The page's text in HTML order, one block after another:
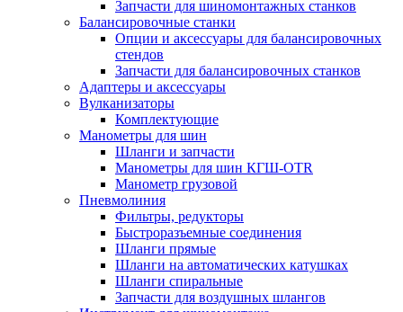
Запчасти для шиномонтажных станков
Балансировочные станки
Опции и аксессуары для балансировочных
стендов
Запчасти для балансировочных станков
Адаптеры и аксессуары
Вулканизаторы
Комплектующие
Манометры для шин
Шланги и запчасти
Манометры для шин КГШ-OTR
Манометр грузовой
Пневмолиния
Фильтры, редукторы
Быстроразъемные соединения
Шланги прямые
Шланги на автоматических катушках
Шланги спиральные
Запчасти для воздушных шлангов